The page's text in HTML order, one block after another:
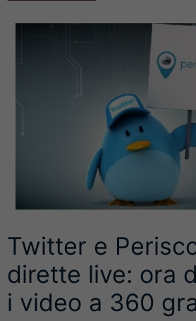
Twitter e
dirette live: ora
i video a 360